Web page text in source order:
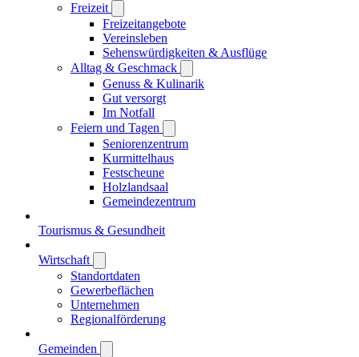
Freizeit
Freizeitangebote
Vereinsleben
Sehenswürdigkeiten & Ausflüge
Alltag & Geschmack
Genuss & Kulinarik
Gut versorgt
Im Notfall
Feiern und Tagen
Seniorenzentrum
Kurmittelhaus
Festscheune
Holzlandsaal
Gemeindezentrum
Tourismus & Gesundheit
Wirtschaft
Standortdaten
Gewerbeflächen
Unternehmen
Regionalförderung
Gemeinden